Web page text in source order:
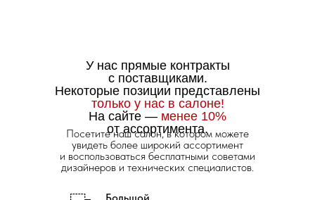
У нас прямые контракты
с поставщиками.
Некоторые позиции представлены
только у нас в салоне!
На сайте — менее 10%
от ассортимента.
Посетите наш салон, в котором можете
увидеть более широкий ассортимент
и воспользоваться бесплатными советами
дизайнеров и технических специалистов.